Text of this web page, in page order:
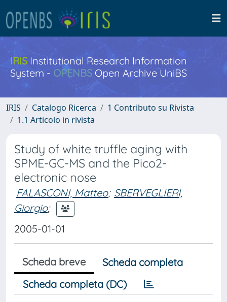
IRISInstitutional Research Information
System - OPENBS Open Archive UniBS
IRIS Catalogo Ricerca
1 Contributo su Rivista
1.1 Articolo in rivista
Study of white truffle aging with
SPME-GC-MS and the Pico2-
electronic nose
FALASCONI, Matteo; SBERVEGLIERI,
Giorgio;
2005-01-01
Scheda breve
Scheda completa
Scheda completa (DC)